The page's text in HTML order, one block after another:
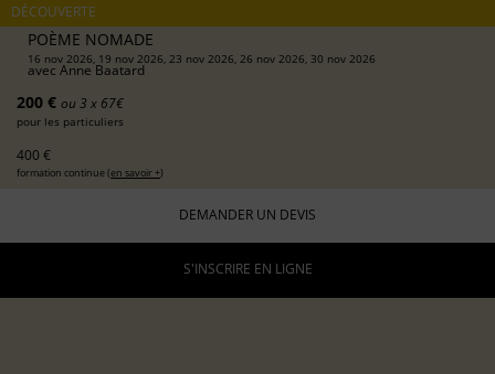
DÉCOUVERTE
POÈME NOMADE
16 nov 2026, 19 nov 2026, 23 nov 2026, 26 nov 2026, 30 nov 2026
avec Anne Baatard
200 € ou 3 x 67€
pour les particuliers
400 €
formation continue (en savoir +)
DEMANDER UN DEVIS
S'INSCRIRE EN LIGNE